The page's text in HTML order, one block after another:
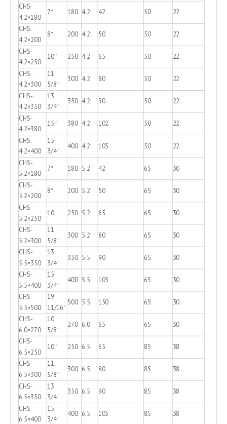
CHS-
4.2×180
7″ 180 4.2 42 50 22
CHS-
4.2×200
8″ 200 4.2 50 50 22
CHS-
4.2×250
10″ 250 4.2 65 50 22
CHS-
4.2×300
11
5/8″
300 4.2 80 50 22
CHS-
4.2×350
13
3/4″
350 4.2 90 50 22
CHS-
4.2×380
15″ 380 4.2 102 50 22
CHS-
4.2×400
15
3/4″
400 4.2 105 50 22
CHS-
5.2×180
7″ 180 5.2 42 65 30
CHS-
5.2×200
8″ 200 5.2 50 65 30
CHS-
5.2×250
10″ 250 5.2 65 65 30
CHS-
5.2×300
11
5/8″
300 5.2 80 65 30
CHS-
5.5×350
13
3/4″
350 5.5 90 65 30
CHS-
5.5×400
15
3/4″
400 5.5 105 65 30
CHS-
5.5×500
19
11/16″
500 5.5 150 65
30
CHS-
6.0×270
10
5/8″
270 6.0 65 65
30
CHS-
6.5×250
10″ 250 6.5 65 85
38
CHS-
6.5×300
11
5/8″
300 6.5 80 85 38
CHS-
6.5×350
13
3/4″
350 6.5 90 85 38
CHS-
6.5×400
15
3/4″
400 6.5 105 85 38